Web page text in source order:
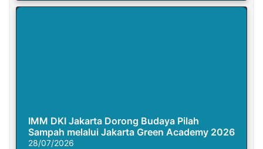
IMM DKI Jakarta Dorong Budaya Pilah
Sampah melalui Jakarta Green Academy 2026
28/07/2026